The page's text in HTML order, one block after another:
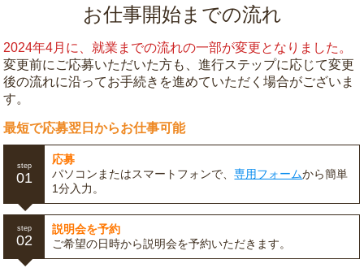
お仕事開始までの流れ
2024年4月に、就業までの流れの一部が変更となりました。
変更前にご応募いただいた方も、進行ステップに応じて変更
後の流れに沿ってお手続きを進めていただく場合がございま
す。
最短で応募翌日からお仕事可能
step
01
応募
パソコンまたはスマートフォンで、専用フォームから簡単
1分入力。
step
02
説明会を予約
ご希望の日時から説明会を予約いただきます。